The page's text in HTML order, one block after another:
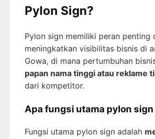
Pylon Sign?
Pylon sign memiliki peran
meningkatkan visibilitas bisnis di
Gowa, di mana pertumbuhan
papan nama tinggi atau reklame
dari kompetitor.
Apa fungsi utama pylon
Fungsi utama pylon sign adalah